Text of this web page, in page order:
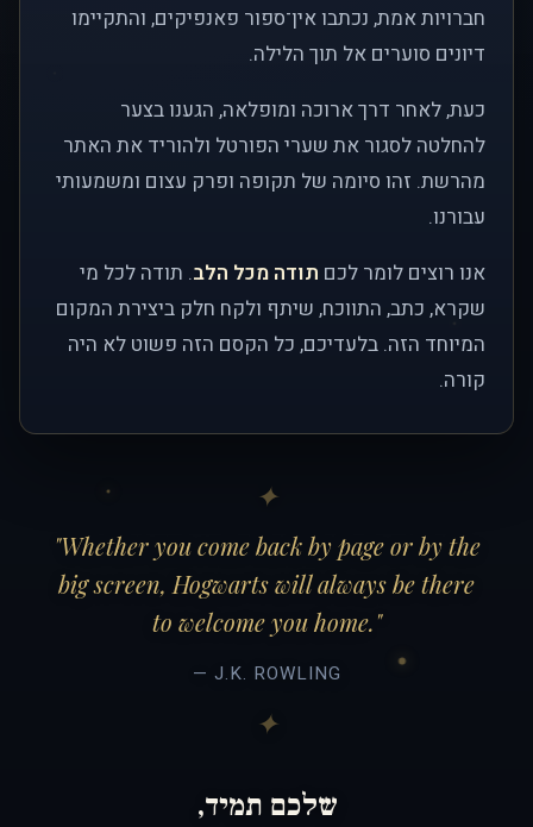
חברויות אמת, נכתבו אין־ספור פאנפיקים, והתקיימו
דיונים סוערים אל תוך הלילה.
כעת, לאחר דרך ארוכה ומופלאה, הגענו בצער
להחלטה לסגור את שערי הפורטל ולהוריד את האתר
מהרשת. זהו סיומה של תקופה ופרק עצום ומשמעותי
עבורנו.
אנו רוצים לומר לכם תודה מכל הלב. תודה לכל מי
שקרא, כתב, התווכח, שיתף ולקח חלק ביצירת המקום
המיוחד הזה. בלעדיכם, כל הקסם הזה פשוט לא היה
קורה.
"Whether you come back by page or by the
big screen, Hogwarts will always be there
to welcome you home."
— J.K. ROWLING
שלכם תמיד,